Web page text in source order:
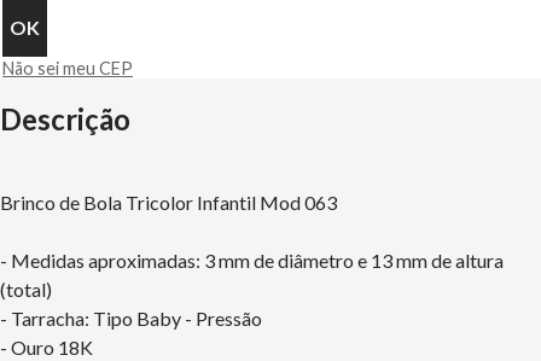
Não sei meu CEP
Descrição
Brinco de Bola Tricolor Infantil Mod 063
- Medidas aproximadas: 3 mm de diâmetro e 13 mm de altura
(total)
- Tarracha: Tipo Baby - Pressão
- Ouro 18K